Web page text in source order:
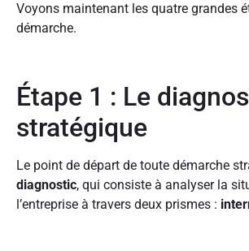
Voyons maintenant les quatre grandes
démarche.
Étape 1 : Le
stratégique
Le point de départ de toute démarche
diagnostic, qui consiste à analyser la
l’entreprise à travers deux prismes :